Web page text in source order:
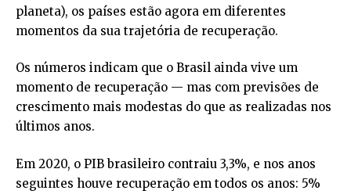
planeta), os países estão agora em diferentes
momentos da sua trajetória de recuperação.
Os números indicam que o Brasil ainda vive um
momento de recuperação — mas com previsões de
crescimento mais modestas do que as realizadas nos
últimos anos.
Em 2020, o PIB brasileiro contraiu 3,3%, e nos anos
seguintes houve recuperação em todos os anos: 5%